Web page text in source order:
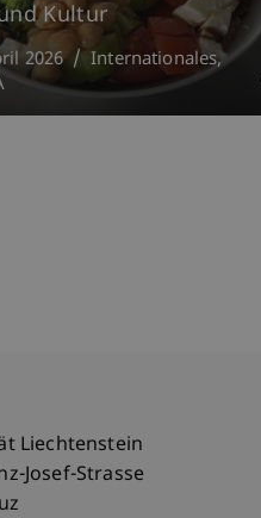
Kultur
2026
Internationales
Liechtenstein
Josef-Strasse